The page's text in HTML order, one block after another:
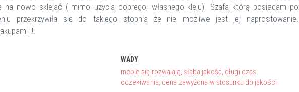
nowo sklejać ( mimo użycia dobrego, własnego kleju). Szafa którą posiadam po
przekrzywiła się do takiego stopnia że nie możliwe jest jej naprostowanie.
!!!
WADY
meble się rozwalają, słaba jakość, długi czas
oczekiwania, cena zawyżona w stosunku do jakości